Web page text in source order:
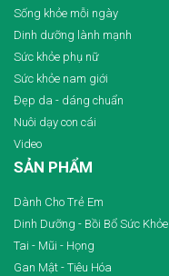
Sống khỏe mỗi ngày
Dinh dưỡng lành mạnh
Sức khỏe phụ nữ
Sức khỏe nam giới
Đẹp da - dáng chuẩn
Nuôi dạy con cái
Video
SẢN PHẨM
Dành Cho Trẻ Em
Dinh Dưỡng - Bồi Bổ Sức Khỏe
Tai - Mũi - Họng
Gan Mật - Tiêu Hóa